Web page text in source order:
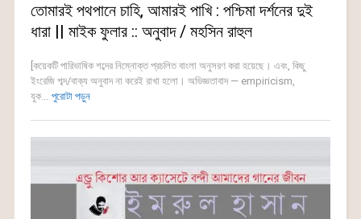
তোমারই পথপানে চাহি, আমারই পাখি : পশ্চিমা দর্শনের দুই
ধারা || মাইক ফুলার :: অনুবাদ / মহসিন রাহুল
[কয়েকটি পারিভাষিক শব্দের নিম্নোক্ত প্রচলিত বাংলা অনুসরণ করা হয়েছে। এবং, কিছু
ইংরেজি শব্দ/বাক্য অনুবাদ না করেই রাখা হলো। অভিজ্ঞতাবাদ — empiricism,
যুক... পুরোটা পড়ুন